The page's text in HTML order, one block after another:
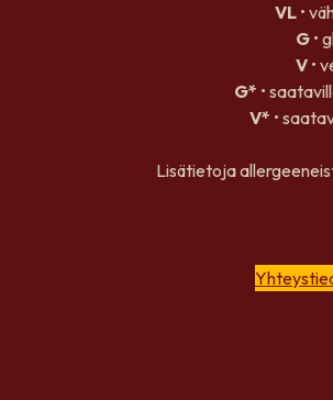
VL•
G •
V •
G* •
V* •
Lisätietoja